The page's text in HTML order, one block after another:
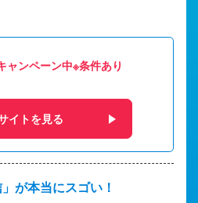
ャンペーン中※条件あり
イトを見る
が本当にスゴい！